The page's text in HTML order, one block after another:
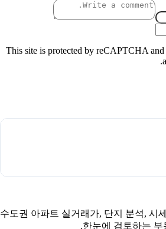
This site is protected by reCAPTCHA
수도권 아파트 실거래가, 단지 분석, 시
한눈에 검토하는 부